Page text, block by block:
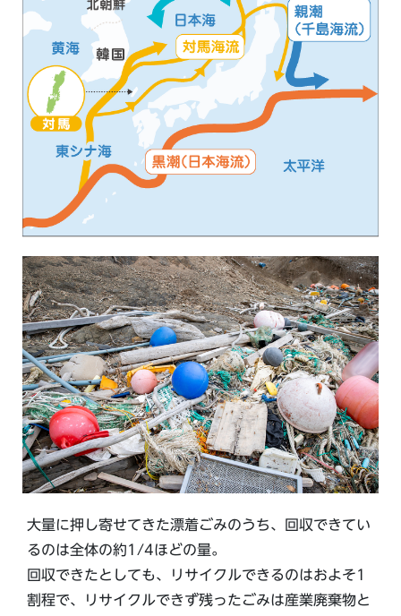
大量に押し寄せてきた漂着ごみのうち、回収できてい
るのは全体の約1/4ほどの量。
回収できたとしても、リサイクルできるのはおよそ1
割程で、リサイクルできず残ったごみは産業廃棄物と